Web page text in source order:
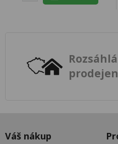
prodejen
Váš nákup